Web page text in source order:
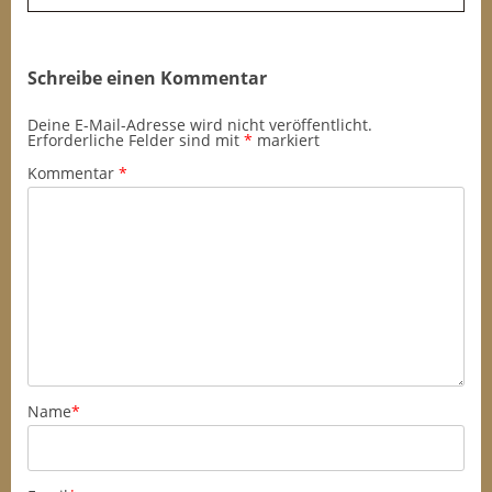
Schreibe einen Kommentar
Deine E-Mail-Adresse wird nicht veröffentlicht.
Erforderliche Felder sind mit * markiert
Kommentar *
Name*